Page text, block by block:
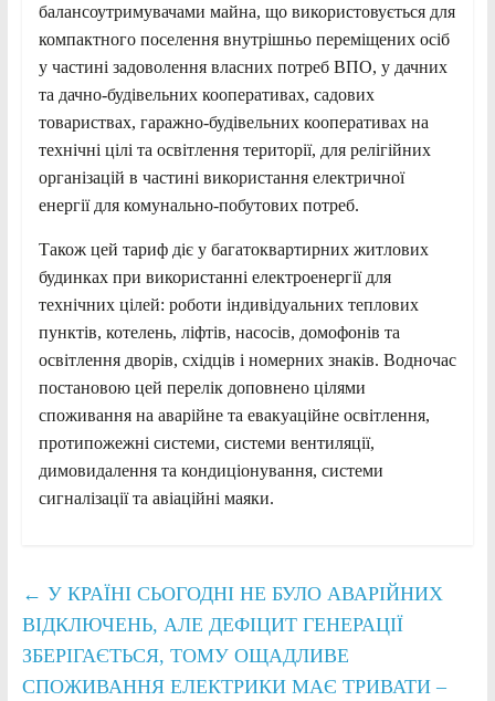
балансоутримувачами майна, що використовується для
компактного поселення внутрішньо переміщених осіб
у частині задоволення власних потреб ВПО, у дачних
та дачно-будівельних кооперативах, садових
товариствах, гаражно-будівельних кооперативах на
технічні цілі та освітлення території, для релігійних
організацій в частині використання електричної
енергії для комунально-побутових потреб.
Також цей тариф діє у багатоквартирних житлових
будинках при використанні електроенергії для
технічних цілей: роботи індивідуальних теплових
пунктів, котелень, ліфтів, насосів, домофонів та
освітлення дворів, східців і номерних знаків. Водночас
постановою цей перелік доповнено цілями
споживання на аварійне та евакуаційне освітлення,
протипожежні системи, системи вентиляції,
димовидалення та кондиціонування, системи
сигналізації та авіаційні маяки.
← У КРАЇНІ СЬОГОДНІ НЕ БУЛО АВАРІЙНИХ
ВІДКЛЮЧЕНЬ, АЛЕ ДЕФІЦИТ ГЕНЕРАЦІЇ
ЗБЕРІГАЄТЬСЯ, ТОМУ ОЩАДЛИВЕ
СПОЖИВАННЯ ЕЛЕКТРИКИ МАЄ ТРИВАТИ –